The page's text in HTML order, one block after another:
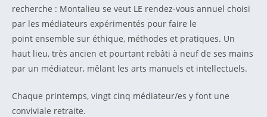
recherche : Montalieu se veut LE rendez-vous annuel choisi
par les médiateurs expérimentés pour faire le
point ensemble sur éthique, méthodes et pratiques. Un
haut lieu, très ancien et pourtant rebâti à neuf de ses mains
par un médiateur, mêlant les arts manuels et intellectuels.
Chaque printemps, vingt cinq médiateur/es y font une
conviviale retraite.